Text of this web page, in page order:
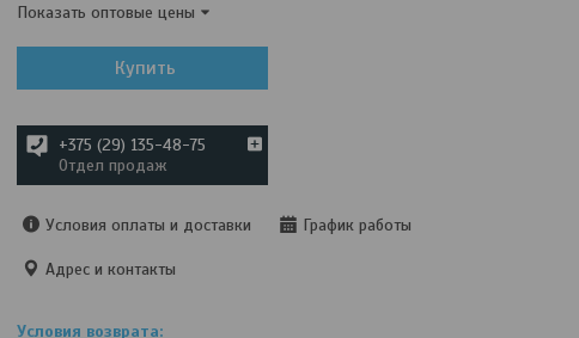
Показать оптовые цены
Купить
+375 (29) 135-48-75
Отдел продаж
Условия оплаты и доставки График работы
Адрес и контакты